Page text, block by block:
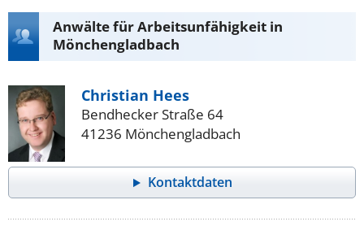
Anwälte für Arbeitsunfähigkeit in
Mönchengladbach
Christian Hees
Bendhecker Straße 64
41236 Mönchengladbach
Kontaktdaten